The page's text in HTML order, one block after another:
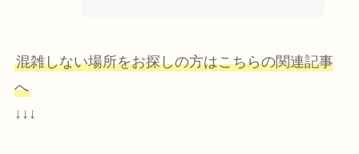
混雑しない場所をお探しの方はこちらの関連記事
へ
↓↓↓